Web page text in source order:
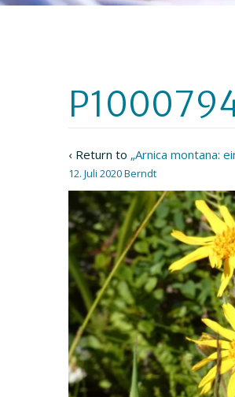
‹ Return to „Arnica montana:
12. Juli 2020Berndt